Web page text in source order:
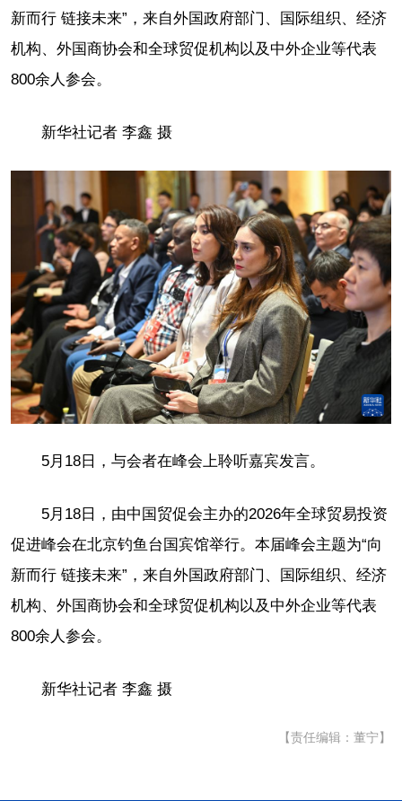
新而行 链接未来”，来自外国政府部门、国际组织、经济
机构、外国商协会和全球贸促机构以及中外企业等代表
800余人参会。
新华社记者 李鑫 摄
5月18日，与会者在峰会上聆听嘉宾发言。
5月18日，由中国贸促会主办的2026年全球贸易投资
促进峰会在北京钓鱼台国宾馆举行。本届峰会主题为“向
新而行 链接未来”，来自外国政府部门、国际组织、经济
机构、外国商协会和全球贸促机构以及中外企业等代表
800余人参会。
新华社记者 李鑫 摄
【责任编辑：董宁】